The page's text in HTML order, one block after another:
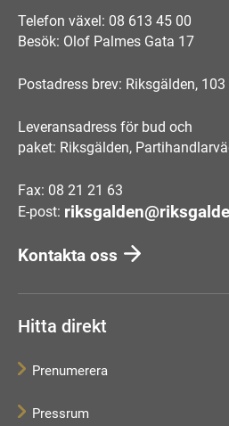
Telefon växel: 08 613 45 00
Besök: Olof Palmes Gata 17
Postadress brev: Riksgälden,
Leveransadress för bud och
paket: Riksgälden,
Fax: 08 21 21 63
E-post:
Kontakta oss
Hitta direkt
Prenumerera
Pressrum